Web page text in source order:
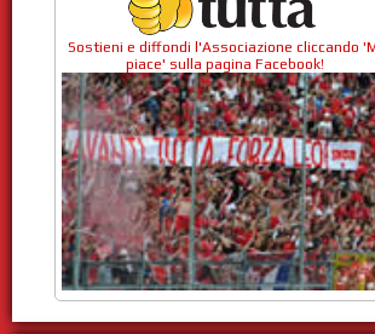
Sostieni e diffondi l'Associazione cliccando
piace' sulla pagina Facebook!